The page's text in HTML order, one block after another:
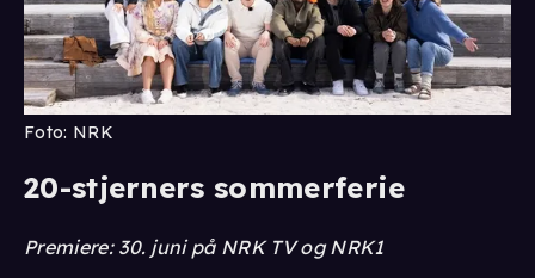
Foto: NRK
20-stjerners sommerferie
Premiere: 30. juni på NRK TV og NRK1